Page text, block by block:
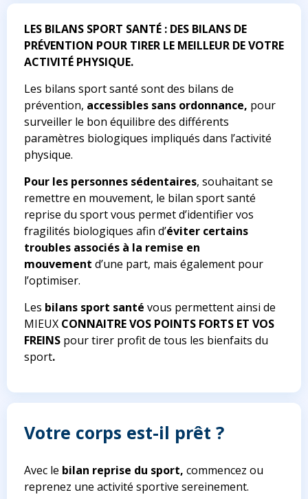
LES BILANS SPORT SANTÉ : DES BILANS DE
PRÉVENTION POUR TIRER LE MEILLEUR DE VOTRE
ACTIVITÉ PHYSIQUE.
Les bilans sport santé sont des bilans de
prévention, accessibles sans ordonnance, pour
surveiller le bon équilibre des différents
paramètres biologiques impliqués dans l’activité
physique.
Pour les personnes sédentaires, souhaitant se
remettre en mouvement, le bilan sport santé
reprise du sport vous permet d’identifier vos
fragilités biologiques afin d’éviter certains
troubles associés à la remise en
mouvement d’une part, mais également pour
l’optimiser.
Les bilans sport santé vous permettent ainsi de
MIEUX CONNAITRE VOS POINTS FORTS ET VOS
FREINS pour tirer profit de tous les bienfaits du
sport.
Votre corps est-il prêt ?
Avec le bilan reprise du sport, commencez ou
reprenez une activité sportive sereinement.